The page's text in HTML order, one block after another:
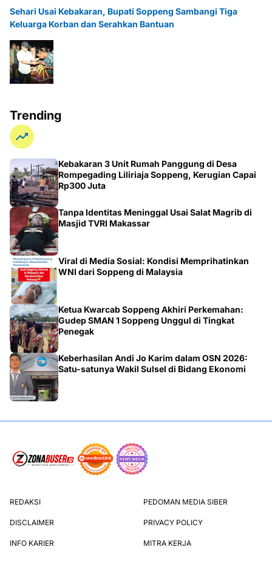
Sehari Usai Kebakaran, Bupati Soppeng Sambangi Tiga
Keluarga Korban dan Serahkan Bantuan
Trending
Kebakaran 3 Unit Rumah Panggung di Desa
Rompegading Liliriaja Soppeng, Kerugian Capai
Rp300 Juta
Tanpa Identitas Meninggal Usai Salat Magrib di
Masjid TVRI Makassar
Viral di Media Sosial: Kondisi Memprihatinkan
WNI dari Soppeng di Malaysia
Ketua Kwarcab Soppeng Akhiri Perkemahan:
Gudep SMAN 1 Soppeng Unggul di Tingkat
Penegak
Keberhasilan Andi Jo Karim dalam OSN 2026:
Satu-satunya Wakil Sulsel di Bidang Ekonomi
REDAKSI PEDOMAN MEDIA SIBER
DISCLAIMER PRIVACY POLICY
INFO KARIER MITRA KERJA